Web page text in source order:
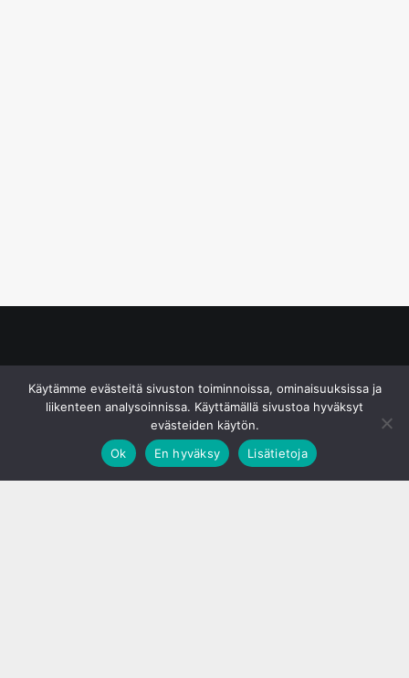
Käytämme evästeitä sivuston toiminnoissa, ominaisuuksissa ja
liikenteen analysoinnissa. Käyttämällä sivustoa hyväksyt
evästeiden käytön.
Ok
En hyväksy Lisätietoja